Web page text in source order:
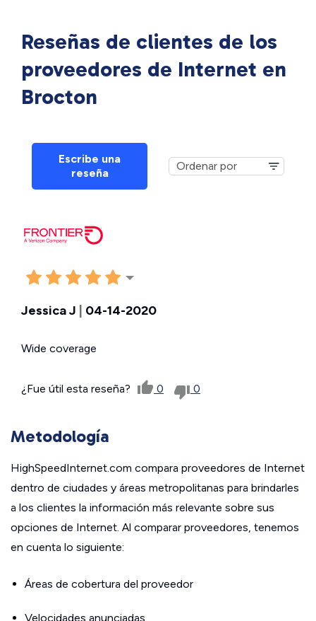
Reseñas de clientes de los
proveedores de Internet en
Brocton
Escribe una
reseña
Jessica J 04-14-2020
Wide coverage
¿Fue útil esta reseña? 0 0
Metodología
HighSpeedInternet.com compara proveedores de Internet
dentro de ciudades y áreas metropolitanas para brindarles
a los clientes la información más relevante sobre sus
opciones de Internet. Al comparar proveedores, tenemos
en cuenta lo siguiente:
Áreas de cobertura del proveedor
Velocidades anunciadas